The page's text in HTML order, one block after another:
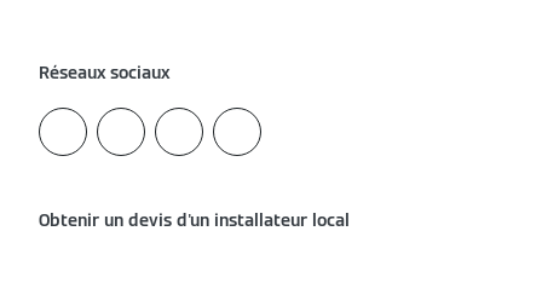
Réseaux sociaux
Obtenir un devis d'un installateur local